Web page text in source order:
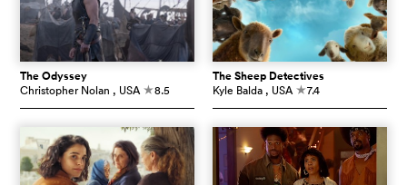
The Odyssey
Christopher Nolan , USA c8.5
The Sheep Detectives
Kyle Balda , USA c7.4